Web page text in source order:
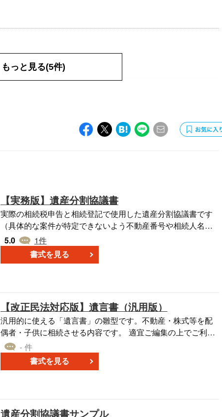
もっと見る(5件)
【実務版】遺産分割協議書
実際の相続税申告と相続登記で使用した遺産分割協議書です
（具体的な案件が特定できないよう不動産番号や相続人名等
は仮名としています）。
5.0 1件
書式を見る
【改正民法対応版】遺言書（汎用版）
汎用的に使える「遺言書」の雛型です。不動産・株式等を配
偶者・子供に相続させる内容です。 適宜ご編集の上でご利用
いただければと存じます。2020年4月1日施行の改正民法対応
版です。 〔条文タイトル〕 第１条（配偶者への財産） 第２
条（子供への財産その１） 第３条（子供への財産その２） 第
- 件
書式を見る
遺産分割協議書サンプル